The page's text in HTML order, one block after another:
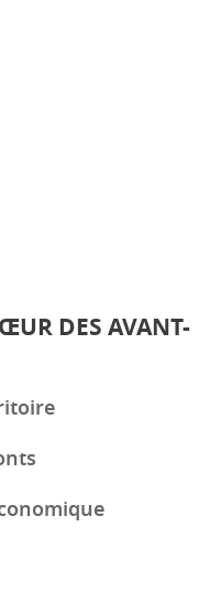
DES AVANT-